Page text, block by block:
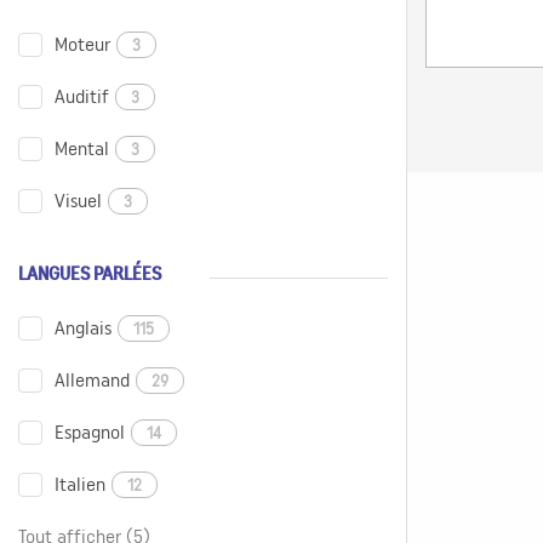
Moteur 3
Auditif 3
Mental 3
Visuel 3
LANGUES PARLÉES
Anglais 115
Allemand 29
Espagnol 14
Italien 12
Tout afficher (5)